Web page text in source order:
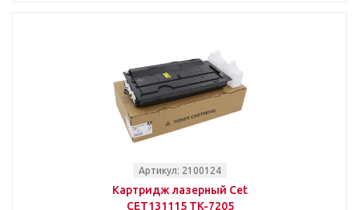
Артикул: 2100124
Картридж лазерный Cet
CET131115 TK-7205